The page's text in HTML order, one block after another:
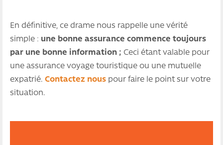
En définitive, ce drame nous rappelle une vérité
simple : une bonne assurance commence toujours
par une bonne information ; Ceci étant valable pour
une assurance voyage touristique ou une mutuelle
expatrié. Contactez nous pour faire le point sur votre
situation.